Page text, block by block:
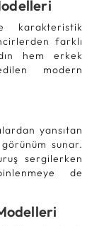
karakteristik
farklı
hem erkek
modern
yansıtan
sunar.
sergilerken
de